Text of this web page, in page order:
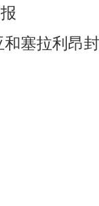
塞拉利昂